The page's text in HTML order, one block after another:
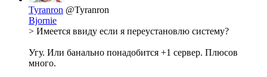
Tyranron @Tyranron
Bjornie
> Имеется ввиду если я переустановлю систему?
Угу. Или банально понадобится +1 сервер. Плюсов
много.